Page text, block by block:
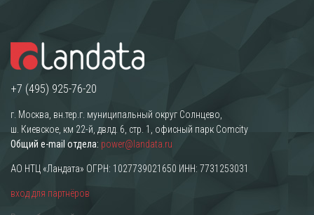
+7 (495) 925-76-20
г. Москва, вн.тер.г. муниципальный округ Солнцево,
ш. Киевское, км 22-й, двлд. 6, стр. 1, офисный парк Comcity
Общий e-mail отдела: power@landata.ru
АО НТЦ «Ландата» ОГРН: 1027739021650 ИНН: 7731253031
вход для партнёров